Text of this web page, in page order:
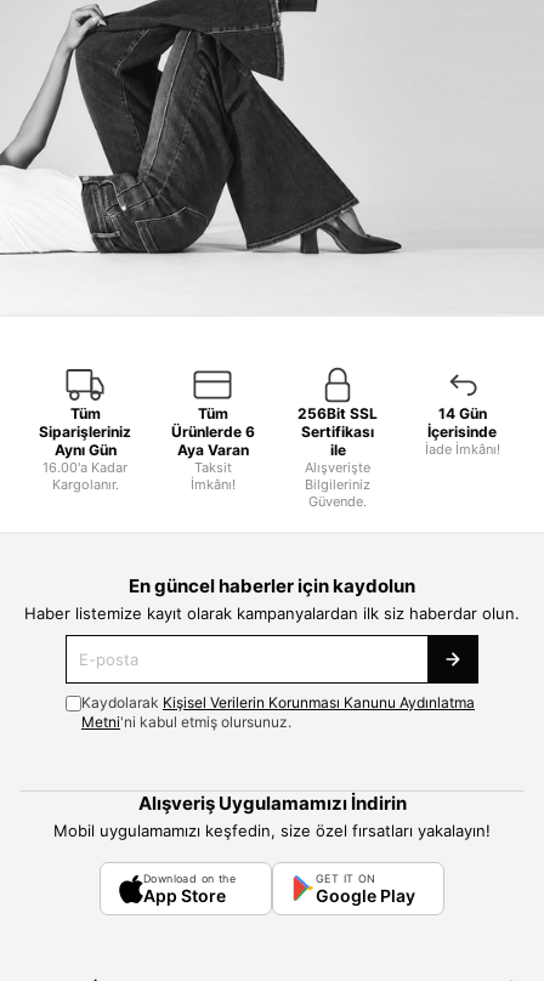
Tüm
Siparişleriniz
Aynı Gün
16.00'a Kadar
Kargolanır.
Tüm
Ürünlerde 6
Aya Varan
Taksit
İmkânı!
256Bit SSL
Sertifikası
ile
Alışverişte
Bilgileriniz
Güvende.
14 Gün
İçerisinde
İade İmkânı!
En güncel haberler için kaydolun
Haber listemize kayıt olarak kampanyalardan ilk siz haberdar olun.
Kaydolarak Kişisel Verilerin Korunması Kanunu Aydınlatma
Metni'ni kabul etmiş olursunuz.
Alışveriş Uygulamamızı İndirin
Mobil uygulamamızı keşfedin, size özel fırsatları yakalayın!
Download on the
App Store
GET IT ON
Google Play